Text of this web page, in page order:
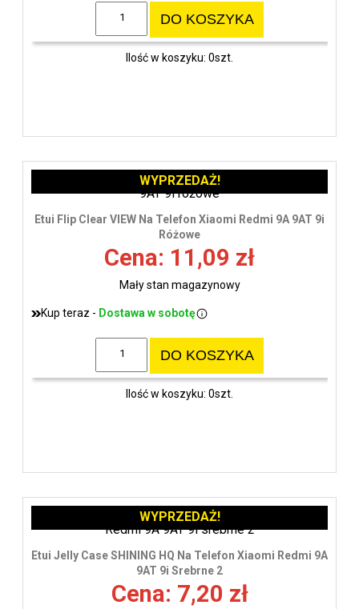
DO KOSZYKA
Ilość w koszyku: 0szt.
Etui Flip Clear VIEW Na Telefon Xiaomi Redmi 9A 9AT 9i
Różowe
Cena: 11,09 zł
Mały stan magazynowy
Kup teraz - Dostawa w sobotę
DO KOSZYKA
Ilość w koszyku: 0szt.
WYPRZEDAŻ!
Etui Jelly Case SHINING HQ Na Telefon Xiaomi Redmi 9A
9AT 9i Srebrne 2
Cena: 7,20 zł
WYPRZEDAŻ!